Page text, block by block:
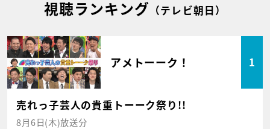
視聴ランキング （テレビ朝日）
アメトーーク！ 1
売れっ子芸人の貴重トーーク祭り!!
8月6日(木)放送分